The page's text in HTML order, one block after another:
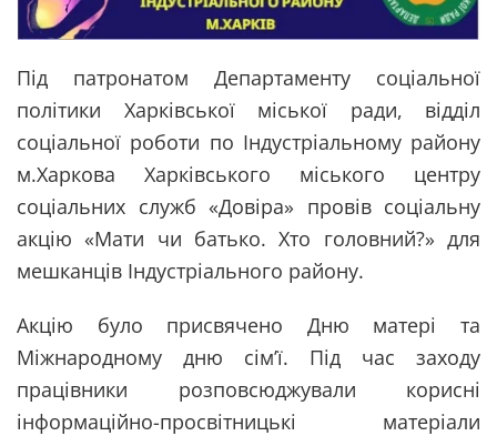
Під патронатом Департаменту соціальної
політики Харківської міської ради, відділ
соціальної роботи по Індустріальному району
м.Харкова Харківського міського центру
соціальних служб «Довіра» провів соціальну
акцію «Мати чи батько. Хто головний?» для
мешканців Індустріального району.
Акцію було присвячено Дню матері та
Міжнародному дню сім’ї. Під час заходу
працівники розповсюджували корисні
інформаційно-просвітницькі матеріали